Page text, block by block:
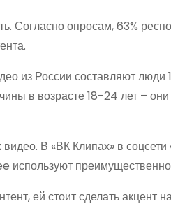
Согласно опросам, 63%
из России составляют
в возрасте 18-24 лет –
В «ВК Клипах» в
преимущественно
ей стоит сделать